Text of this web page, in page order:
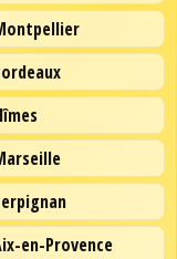
en-Provence